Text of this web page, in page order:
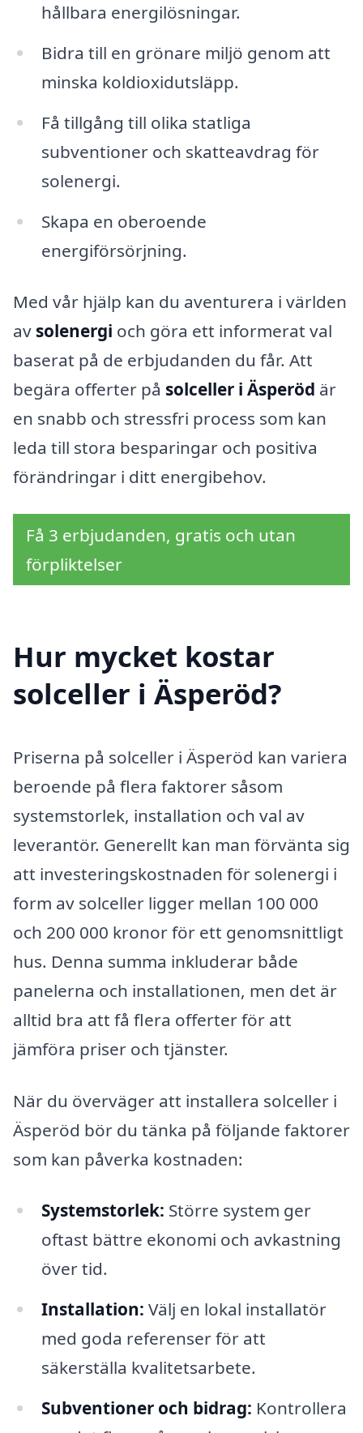
hållbara energilösningar.
Bidra till en grönare miljö genom att
minska koldioxidutsläpp.
Få tillgång till olika statliga
subventioner och skatteavdrag för
solenergi.
Skapa en oberoende
energiförsörjning.
Med vår hjälp kan du aventurera i världen
av solenergi och göra ett informerat val
baserat på de erbjudanden du får. Att
begära offerter på solceller i Äsperöd är
en snabb och stressfri process som kan
leda till stora besparingar och positiva
förändringar i ditt energibehov.
Få 3 erbjudanden, gratis och utan
förpliktelser
Hur mycket kostar
solceller i Äsperöd?
Priserna på solceller i Äsperöd kan variera
beroende på flera faktorer såsom
systemstorlek, installation och val av
leverantör. Generellt kan man förvänta sig
att investeringskostnaden för solenergi i
form av solceller ligger mellan 100 000
och 200 000 kronor för ett genomsnittligt
hus. Denna summa inkluderar både
panelerna och installationen, men det är
alltid bra att få flera offerter för att
jämföra priser och tjänster.
När du överväger att installera solceller i
Äsperöd bör du tänka på följande faktorer
som kan påverka kostnaden:
Systemstorlek: Större system ger
oftast bättre ekonomi och avkastning
över tid.
Installation: Välj en lokal installatör
med goda referenser för att
säkerställa kvalitetsarbete.
Subventioner och bidrag: Kontrollera